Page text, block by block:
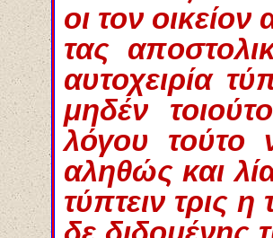
οι τον
τας
αυτοχειρία
μηδέν
λόγου τούτο
αληθώς και
τύπτειν τρις η